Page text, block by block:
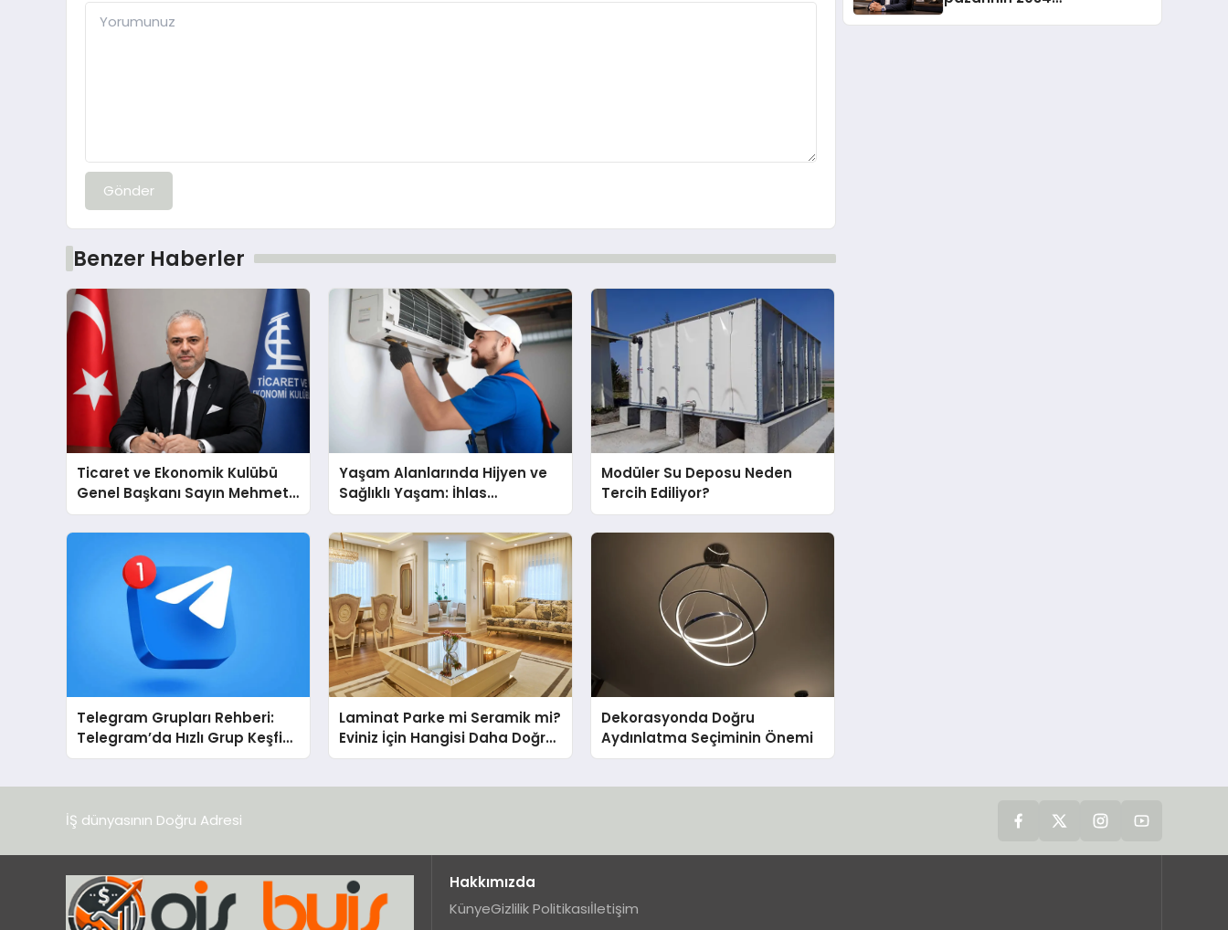
Gönder
Benzer Haberler
Ticaret ve Ekonomik Kulübü
Genel Başkanı Sayın Mehmet
Ulutaş, ekonomiye dair yaptığı
açıklamada şunları kaydetti:
Yaşam Alanlarında Hijyen ve
Sağlıklı Yaşam: İhlas
Cihazlarında Dürüst Teknik
Destek Deneyimi
Modüler Su Deposu Neden
Tercih Ediliyor?
Telegram Grupları Rehberi:
Telegram’da Hızlı Grup Keşfi
İçin Grupbul.com
Laminat Parke mi Seramik mi?
Eviniz İçin Hangisi Daha Doğru
Seçim?
Dekorasyonda Doğru
Aydınlatma Seçiminin Önemi
İŞ dünyasının Doğru Adresi
Hakkımızda
KünyeGizlilik Politikasıİletişim